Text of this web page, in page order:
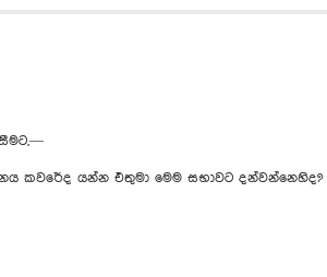
කවරේද යන්න එතුමා මෙම සභාවට දන්වන්නෙහිද?